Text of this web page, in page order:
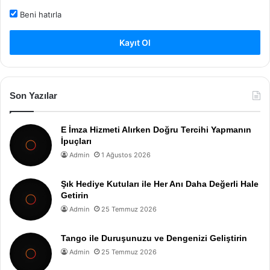
Beni hatırla
Kayıt Ol
Son Yazılar
E İmza Hizmeti Alırken Doğru Tercihi Yapmanın
İpuçları
Admin 1 Ağustos 2026
Şık Hediye Kutuları ile Her Anı Daha Değerli Hale
Getirin
Admin 25 Temmuz 2026
Tango ile Duruşunuzu ve Dengenizi Geliştirin
Admin 25 Temmuz 2026